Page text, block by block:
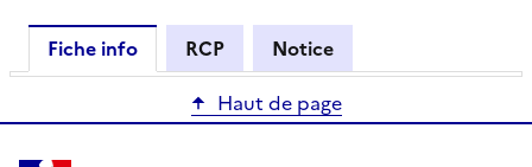
Fiche info RCP
Notice
Haut de page